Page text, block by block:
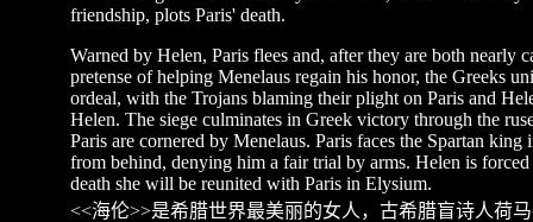
friendship, plots Paris' death.
Warned by Helen, Paris flees and, after they are both nearly
pretense of helping Menelaus regain his honor, the Greeks
ordeal, with the Trojans blaming their plight on Paris and
Helen. The siege culminates in Greek victory through the
Paris are cornered by Menelaus. Paris faces the Spartan
from behind, denying him a fair trial by arms. Helen is
death she will be reunited with Paris in Elysium.
<<海伦>>是希腊世界最美丽的女人，古希腊盲诗人荷